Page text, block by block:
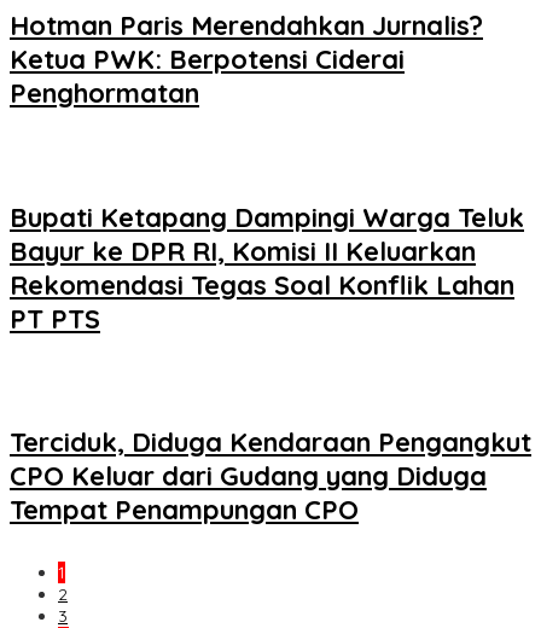
Hotman Paris Merendahkan Jurnalis?
Ketua PWK: Berpotensi Ciderai
Penghormatan
Bupati Ketapang Dampingi Warga Teluk
Bayur ke DPR RI, Komisi II Keluarkan
Rekomendasi Tegas Soal Konflik Lahan
PT PTS
Terciduk, Diduga Kendaraan Pengangkut
CPO Keluar dari Gudang yang Diduga
Tempat Penampungan CPO
1
2
3